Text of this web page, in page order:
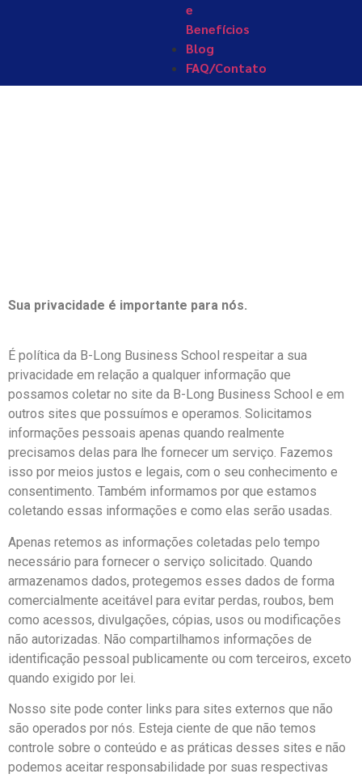
e
Benefícios
Blog
FAQ/Contato
Sua privacidade é importante para nós.
É política da B-Long Business School respeitar a sua
privacidade em relação a qualquer informação que
possamos coletar no site da B-Long Business School e em
outros sites que possuímos e operamos. Solicitamos
informações pessoais apenas quando realmente
precisamos delas para lhe fornecer um serviço. Fazemos
isso por meios justos e legais, com o seu conhecimento e
consentimento. Também informamos por que estamos
coletando essas informações e como elas serão usadas.
Apenas retemos as informações coletadas pelo tempo
necessário para fornecer o serviço solicitado. Quando
armazenamos dados, protegemos esses dados de forma
comercialmente aceitável para evitar perdas, roubos, bem
como acessos, divulgações, cópias, usos ou modificações
não autorizadas. Não compartilhamos informações de
identificação pessoal publicamente ou com terceiros, exceto
quando exigido por lei.
Nosso site pode conter links para sites externos que não
são operados por nós. Esteja ciente de que não temos
controle sobre o conteúdo e as práticas desses sites e não
podemos aceitar responsabilidade por suas respectivas